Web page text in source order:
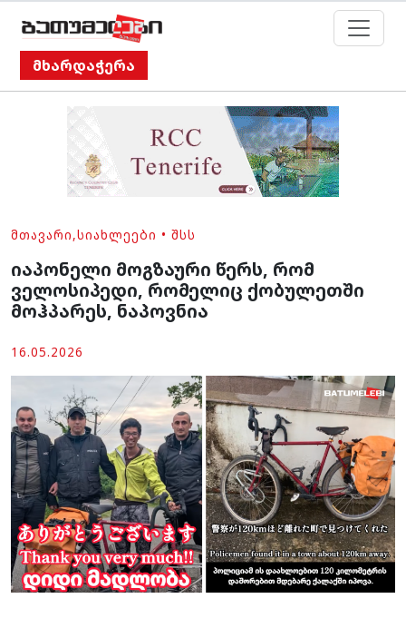
მხარდაჭერა
ᲛᲗᲐᲕᲐᲠᲘ,ᲡᲘᲐᲮᲚᲔᲔᲑᲘ • ᲨᲡᲡ
იაპონელი მოგზაური წერს, რომ
ველოსიპედი, რომელიც ქობულეთში
მოჰპარეს, ნაპოვნია
16.05.2026